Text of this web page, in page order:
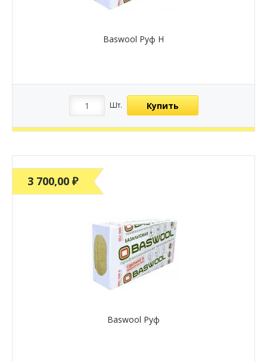
Baswool Руф Н
Шт. Купить
3 700,00 ₽
Baswool Руф